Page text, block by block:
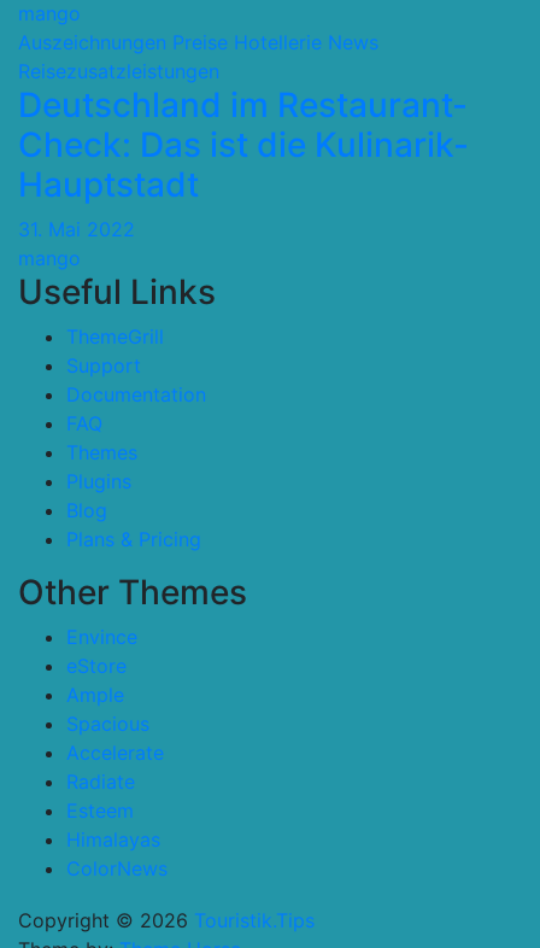
mango
Auszeichnungen Preise Hotellerie News
Reisezusatzleistungen
Deutschland im Restaurant-
Check: Das ist die Kulinarik-
Hauptstadt
31. Mai 2022
mango
Useful Links
ThemeGrill
Support
Documentation
FAQ
Themes
Plugins
Blog
Plans & Pricing
Other Themes
Envince
eStore
Ample
Spacious
Accelerate
Radiate
Esteem
Himalayas
ColorNews
Copyright © 2026 Touristik.Tips